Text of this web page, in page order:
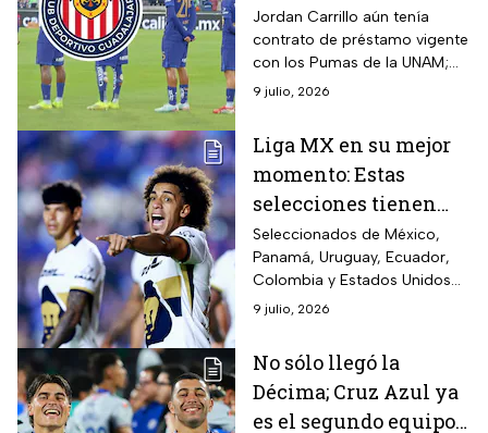
Chivas para el
Apertura 2026
Jordan Carrillo aún tenía
contrato de préstamo vigente
con los Pumas de la UNAM;
Santos Laguna y Chivas
9 julio, 2026
Liga MX en su mejor
momento: Estas
selecciones tienen
hasta 4 jugadores para
el Mundial
Seleccionados de México,
Panamá, Uruguay, Ecuador,
Colombia y Estados Unidos
juegan con algunos de los 18
9 julio, 2026
No sólo llegó la
Décima; Cruz Azul ya
es el segundo equipo